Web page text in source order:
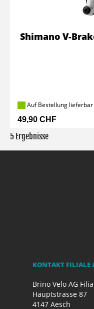
Auf Bestellung lieferbar
49,90 CHF
Shimano V-
5 Ergebnisse
KONTAKT FILIALE
Brino Velo AG
Hauptstrasse 87
4147 Aesch